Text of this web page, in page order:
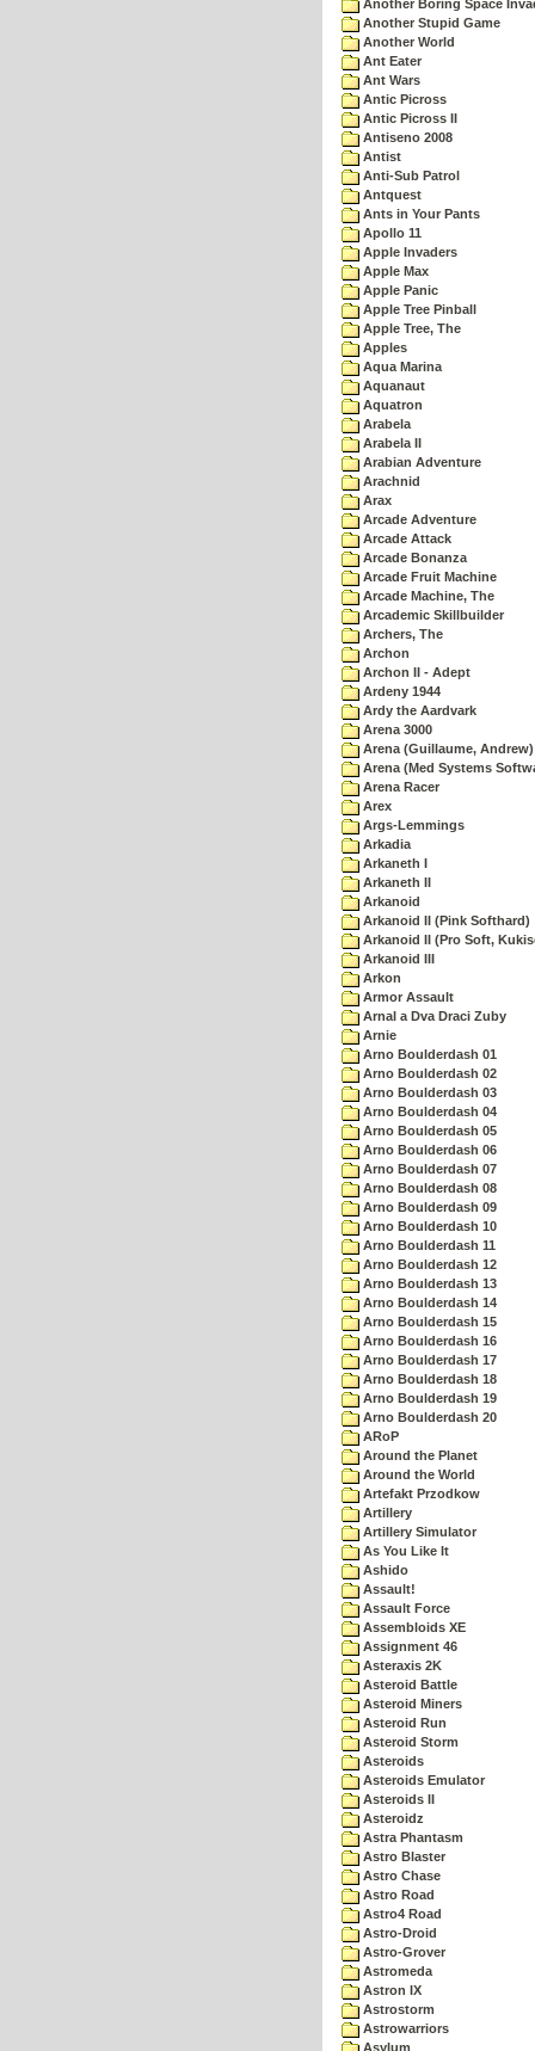
Another Boring Space
Another Stupid Game
Another World
Ant Eater
Ant Wars
Antic Picross
Antic Picross II
Antiseno 2008
Antist
Anti-Sub Patrol
Antquest
Ants in Your Pants
Apollo 11
Apple Invaders
Apple Max
Apple Panic
Apple Tree Pinball
Apple Tree, The
Apples
Aqua Marina
Aquanaut
Aquatron
Arabela
Arabela II
Arabian Adventure
Arachnid
Arax
Arcade Adventure
Arcade Attack
Arcade Bonanza
Arcade Fruit Machine
Arcade Machine, The
Arcademic Skillbuilder
Archers, The
Archon
Archon II - Adept
Ardeny 1944
Ardy the Aardvark
Arena 3000
Arena (Guillaume, Andrew)
Arena (Med Systems
Arena Racer
Arex
Args-Lemmings
Arkadia
Arkaneth I
Arkaneth II
Arkanoid
Arkanoid II (Pink Softhard)
Arkanoid II (Pro Soft,
Arkanoid III
Arkon
Armor Assault
Arnal a Dva Draci Zuby
Arnie
Arno Boulderdash 01
Arno Boulderdash 02
Arno Boulderdash 03
Arno Boulderdash 04
Arno Boulderdash 05
Arno Boulderdash 06
Arno Boulderdash 07
Arno Boulderdash 08
Arno Boulderdash 09
Arno Boulderdash 10
Arno Boulderdash 11
Arno Boulderdash 12
Arno Boulderdash 13
Arno Boulderdash 14
Arno Boulderdash 15
Arno Boulderdash 16
Arno Boulderdash 17
Arno Boulderdash 18
Arno Boulderdash 19
Arno Boulderdash 20
ARoP
Around the Planet
Around the World
Artefakt Przodkow
Artillery
Artillery Simulator
As You Like It
Ashido
Assault!
Assault Force
Assembloids XE
Assignment 46
Asteraxis 2K
Asteroid Battle
Asteroid Miners
Asteroid Run
Asteroid Storm
Asteroids
Asteroids Emulator
Asteroids II
Asteroidz
Astra Phantasm
Astro Blaster
Astro Chase
Astro Road
Astro4 Road
Astro-Droid
Astro-Grover
Astromeda
Astron IX
Astrostorm
Astrowarriors
Asylum